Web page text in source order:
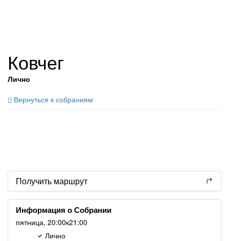
Ковчег
Лично
Вернуться к собраниям
Получить маршрут
Информация о Собрании
пятница, 20:00к21:00
Лично